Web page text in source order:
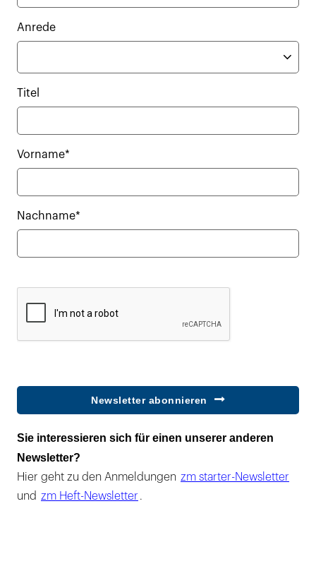
Anrede
Titel
Vorname*
Nachname*
Newsletter abonnieren
Sie interessieren sich für einen unserer anderen
Newsletter?
Hier geht zu den Anmeldungen zm starter-Newsletter
und zm Heft-Newsletter .